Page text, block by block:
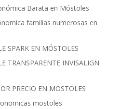
Barata en Móstoles
familias numerosas en
SPARK EN MÓSTOLES
TRANSPARENTE INVISALIGN
PRECIO EN MOSTOLES
mostoles